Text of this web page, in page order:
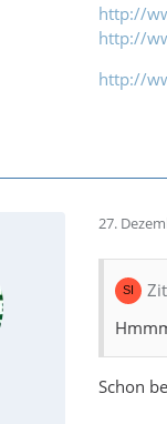
http://
http://
http://
27.
Schon